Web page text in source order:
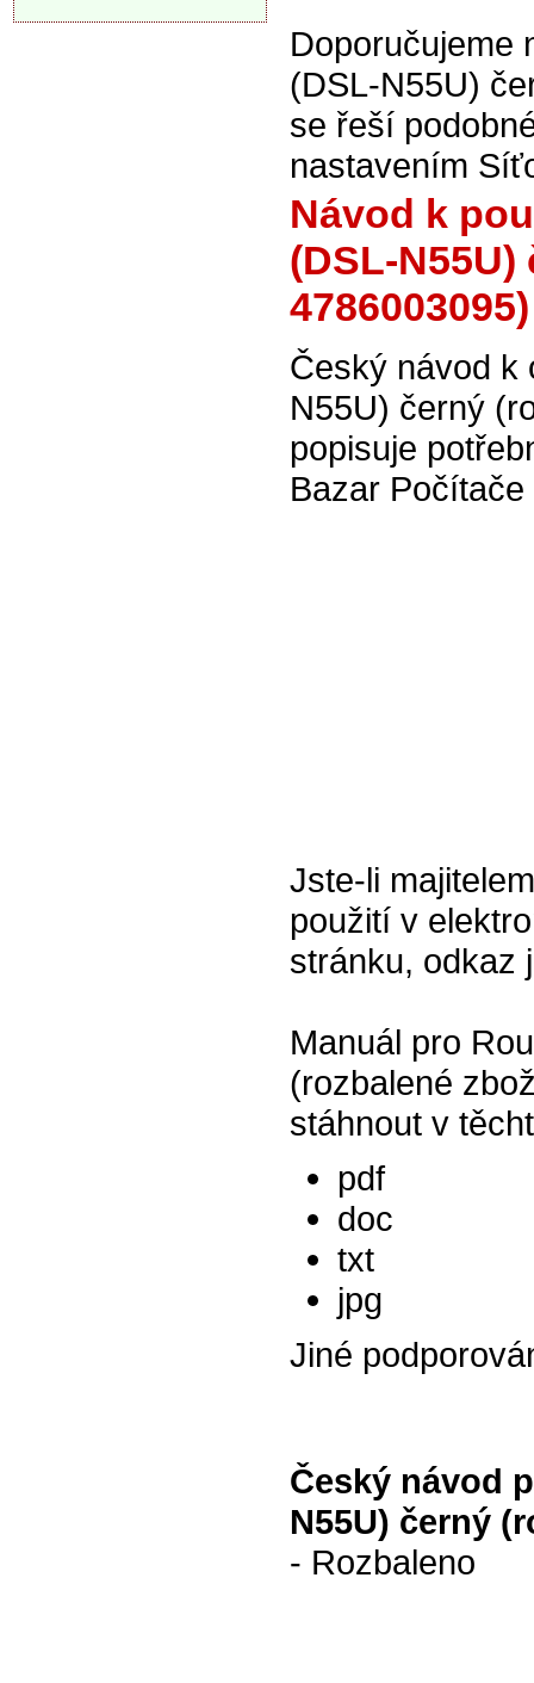
Doporučujeme
(DSL-N55U)
se řeší
nastavením
Návod k
(DSL-
4786003095)
Český návod k
N55U) černý
popisuje
Bazar
Jste-li
použití v
stránku, odkaz
Manuál pro
(rozbalené
stáhnout v
pdf
doc
txt
jpg
Jiné
Český návod
N55U) černý
- Rozbaleno